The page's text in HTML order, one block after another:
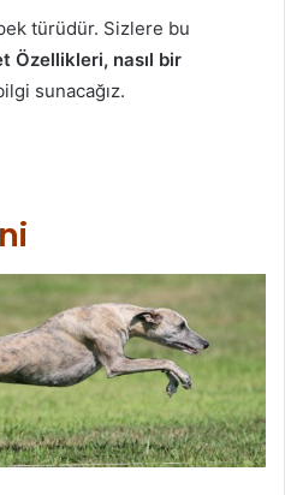
türüdür. Sizlere bu
Özellikleri, nasıl bir
sunacağız.